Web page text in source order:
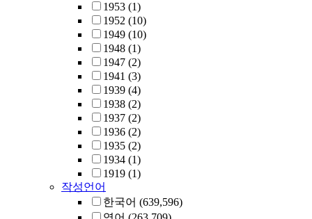
1953 (1)
1952 (10)
1949 (10)
1948 (1)
1947 (2)
1941 (3)
1939 (4)
1938 (2)
1937 (2)
1936 (2)
1935 (2)
1934 (1)
1919 (1)
작성언어
한국어 (639,596)